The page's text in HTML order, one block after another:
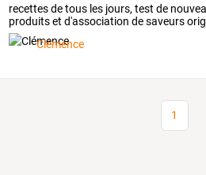
recettes de tous les jours, test de
produits et d'association de saveurs
Clémence
1